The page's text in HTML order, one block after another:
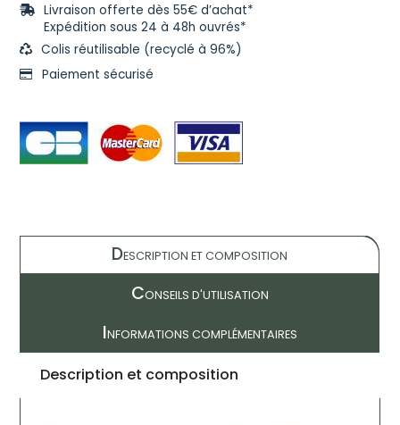
Livraison offerte dès 55€ d’achat*
Expédition sous 24 à 48h ouvrés*
Colis réutilisable (recyclé à 96%)
Paiement sécurisé
DESCRIPTION ET COMPOSITION
CONSEILS D'UTILISATION
INFORMATIONS COMPLÉMENTAIRES
Description et composition